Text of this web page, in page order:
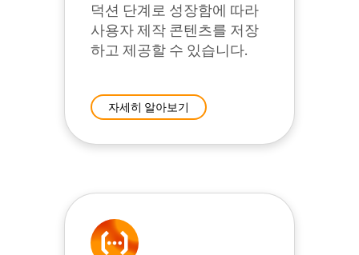
덕션 단계로 성장함에 따라
사용자 제작 콘텐츠를 저장
하고 제공할 수 있습니다.
자세히 알아보기